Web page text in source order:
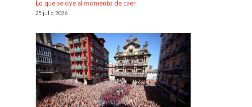
Lo que se oye al momento de caer
25 julio, 2026